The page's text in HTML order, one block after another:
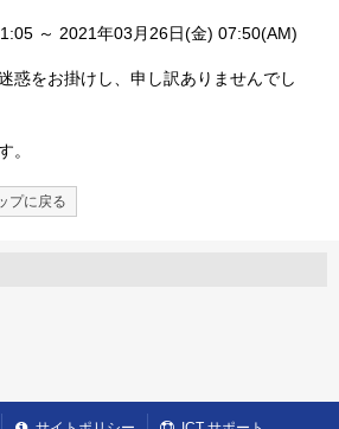
～ 2021年03月26日(金) 07:50(AM)
惑をお掛けし、申し訳ありませんでし
。
プに戻る